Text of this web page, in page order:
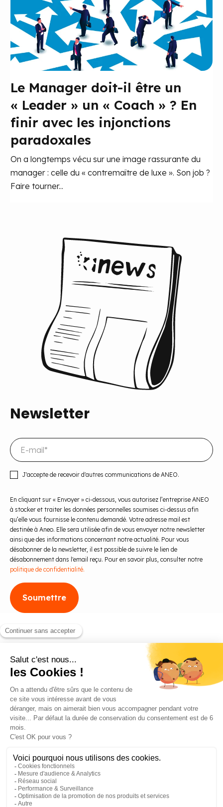
Le Manager doit-il être un
« Leader » un « Coach » ? En
finir avec les injonctions
paradoxales
On a longtemps vécu sur une image rassurante du
manager : celle du « contremaître de luxe ». Son job ?
Faire tourner...
Newsletter
J'accepte de recevoir d'autres communications de ANEO.
En cliquant sur « Envoyer » ci-dessous, vous autorisez l’entreprise ANEO
à stocker et traiter les données personnelles soumises ci-dessus afin
qu’elle vous fournisse le contenu demandé. Votre adresse mail est
destinée à Aneo. Elle sera utilisée afin de vous envoyer notre newsletter
ainsi que des informations concernant notre actualité. Pour vous
désabonner de la newsletter, il est possible de suivre le lien de
désabonnement dans l'email reçu. Pour en savoir plus, consulter notre
politique de confidentialité.
Blog
Contact
©2026 ANEO - All rights reserved